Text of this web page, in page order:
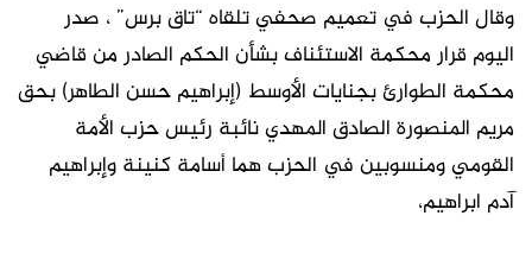
وقال الحزب في تعميم صحفي تلقاه “تاق برس” ، صدر
اليوم قرار محكمة الاستئناف بشأن الحكم الصادر من قاضي
محكمة الطوارئ بجنايات الأوسط (إبراهيم حسن الطاهر) بحق
مريم المنصورة الصادق المهدي نائبة رئيس حزب الأمة
القومي ومنسوبين في الحزب هما أسامة كنينة وإبراهيم
آدم ابراهيم،